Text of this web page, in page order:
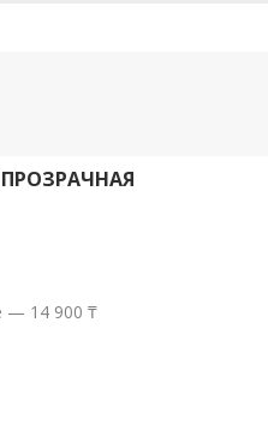
— 14 900 ₸